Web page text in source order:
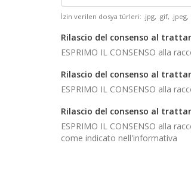
İzin verilen dosya türleri: .jpg, .gif,
Rilascio del consenso al
ESPRIMO IL CONSENSO alla
Rilascio del consenso al
ESPRIMO IL CONSENSO alla
Rilascio del consenso al
ESPRIMO IL CONSENSO alla
come indicato nell'informativa